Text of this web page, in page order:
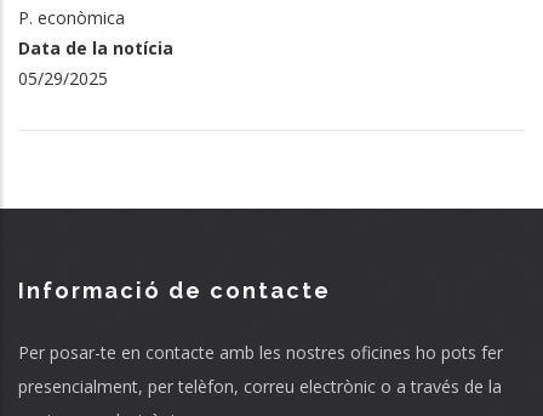
P. econòmica
Data de la notícia
05/29/2025
Informació de contacte
Per posar-te en contacte amb les nostres oficines ho pots fer
presencialment, per telèfon, correu electrònic o a través de la